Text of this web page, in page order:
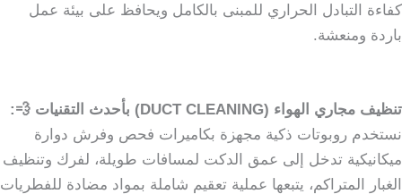
كفاءة التبادل الحراري للمبنى بالكامل ويحافظ على بيئة عمل
باردة ومنعشة.
تنظيف مجاري الهواء (DUCT CLEANING) بأحدث التقنيات 💨:
نستخدم روبوتات ذكية مجهزة بكاميرات فحص وفرش دوارة
ميكانيكية تدخل إلى عمق الدكت لمسافات طويلة، لفرك وتنظيف
الغبار المتراكم، يتبعها عملية تعقيم شاملة بمواد مضادة للفطريات